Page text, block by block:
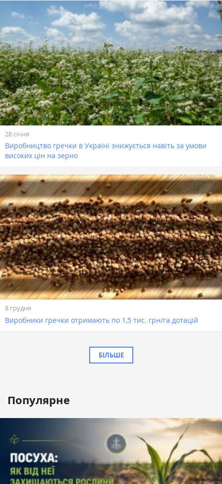
28 січня
Виробництво гречки в Україні знижується навіть за умови
високих цін на зерно
8 грудня
Виробники гречки отримають по 1,5 тис. грн/га дотацій
БІЛЬШЕ
Популярне